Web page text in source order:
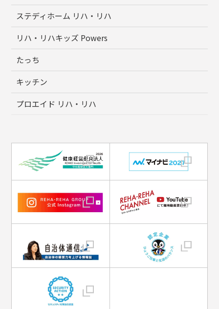
ステディホーム リハ・リハ
リハ・リハキッズ Powers
たっち
キッチン
プロエイド リハ・リハ